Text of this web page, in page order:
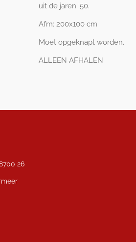
uit de jaren '50.
Afm: 200x100 cm
Moet opgeknapt worden.
ALLEEN AFHALEN
26